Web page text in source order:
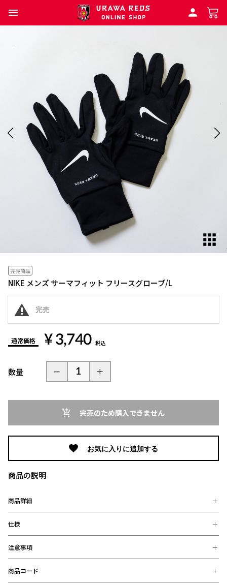
完売商品
NIKE メンズ サーマフィット フリースグローブ/L
完売
通常価格 ¥ 3,740 税込
数量
完売のため購入できません
お気に入りに追加する
商品の説明
商品詳細
防寒性を高めるサーマフィットテクノロジーとテックタッチを採
用。
寒い冬のスタジアムでも快適にスマホを操作することができま
す。
たアイテムなので、普段使いにもおすすめです！
仕様
【素材】
・掌: 87% ポリエステル 8% ナイロン 5%
・手の甲: ポリエステル100%
【サイズ】
注意事項
※お届け後の、お客様都合による、返品、交換は出来ません。ご注意く
ださい。
商品コード